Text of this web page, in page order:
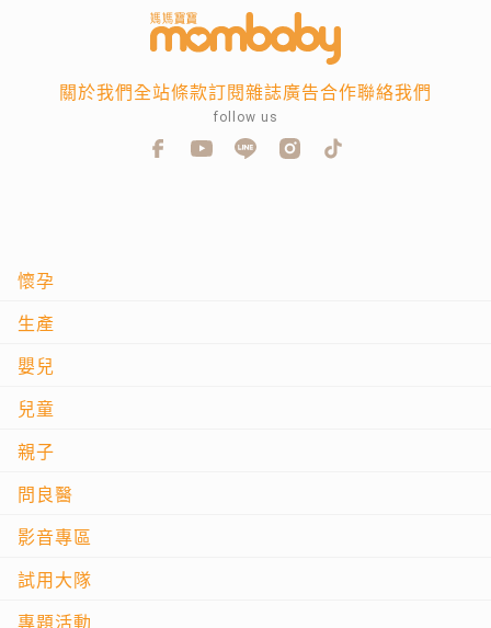
懷孕
生產
嬰兒
兒童
親子
問良醫
影音專區
試用大隊
專題活動
關於我們全站條款訂閱雜誌廣告合作聯絡我們
follow us